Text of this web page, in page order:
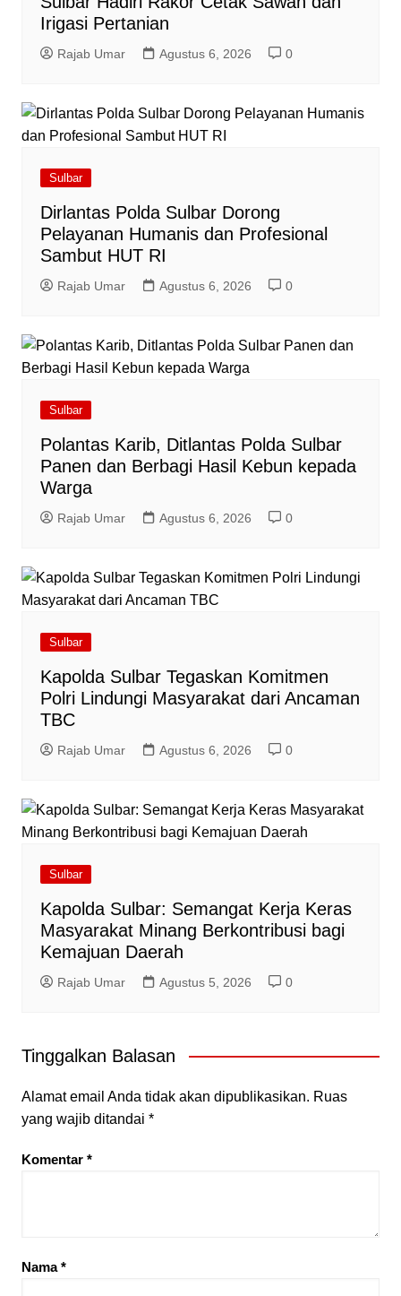
Irigasi Pertanian
Rajab Umar Agustus 6, 2026 0
Sulbar
Dirlantas Polda Sulbar Dorong
Pelayanan Humanis dan Profesional
Sambut HUT RI
Rajab Umar Agustus 6, 2026 0
Sulbar
Polantas Karib, Ditlantas Polda Sulbar
Panen dan Berbagi Hasil Kebun kepada
Warga
Rajab Umar Agustus 6, 2026 0
Sulbar
Kapolda Sulbar Tegaskan Komitmen
Polri Lindungi Masyarakat dari Ancaman
TBC
Rajab Umar Agustus 6, 2026 0
Sulbar
Kapolda Sulbar: Semangat Kerja Keras
Masyarakat Minang Berkontribusi bagi
Kemajuan Daerah
Rajab Umar Agustus 5, 2026 0
Tinggalkan Balasan
Alamat email Anda tidak akan dipublikasikan. Ruas
yang wajib ditandai *
Komentar *
Nama*